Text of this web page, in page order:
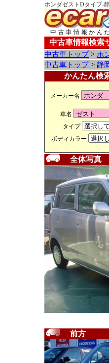
ホンダゼストDタイプ-
中古車情報かん
中古車情報検索
中古車トップ> ホ
中古車トップ> 静
かんたん検
メーカー名
車名
タイプ
ボディカラー
全体写真
前方